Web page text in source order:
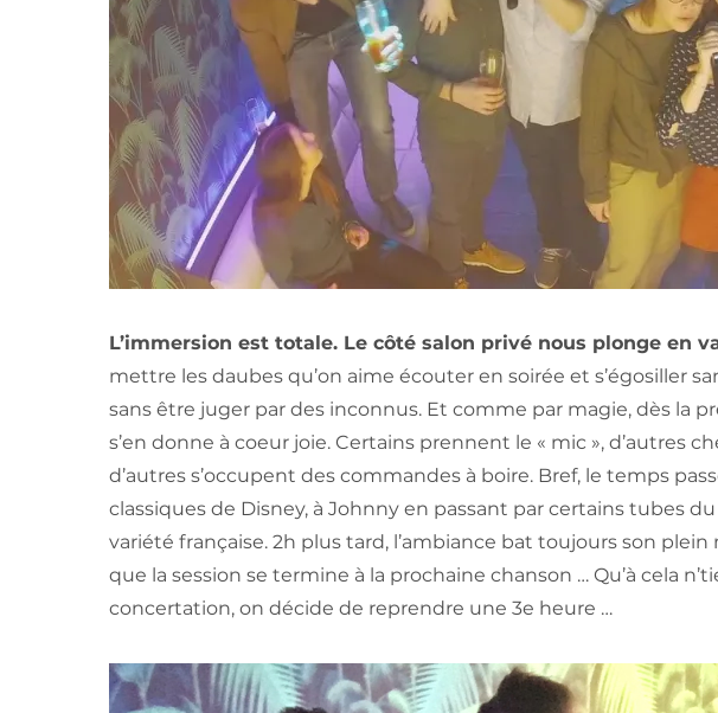
L’immersion est totale. Le côté salon privé nous plonge en
mettre les daubes qu’on aime écouter en soirée et s’égosiller
sans être juger par des inconnus. Et comme par magie, dès la
s’en donne à coeur joie. Certains prennent le « mic », d’autres
d’autres s’occupent des commandes à boire. Bref, le temps
classiques de Disney, à Johnny en passant par certains tubes
variété française. 2h plus tard, l’ambiance bat toujours son
que la session se termine à la prochaine chanson … Qu’à cela
concertation, on décide de reprendre une 3e heure …